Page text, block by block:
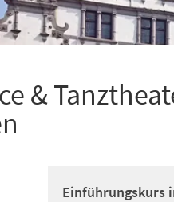
&
Einführungskurs